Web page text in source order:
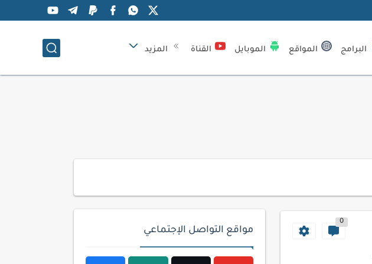
البرامج المواقع الموبايل القناة المزيد
0
مواقع التواصل الإجتماعي